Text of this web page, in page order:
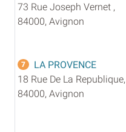
73 Rue Joseph Vernet ,
84000, Avignon
7
LA PROVENCE
18 Rue De La Republique,
84000, Avignon